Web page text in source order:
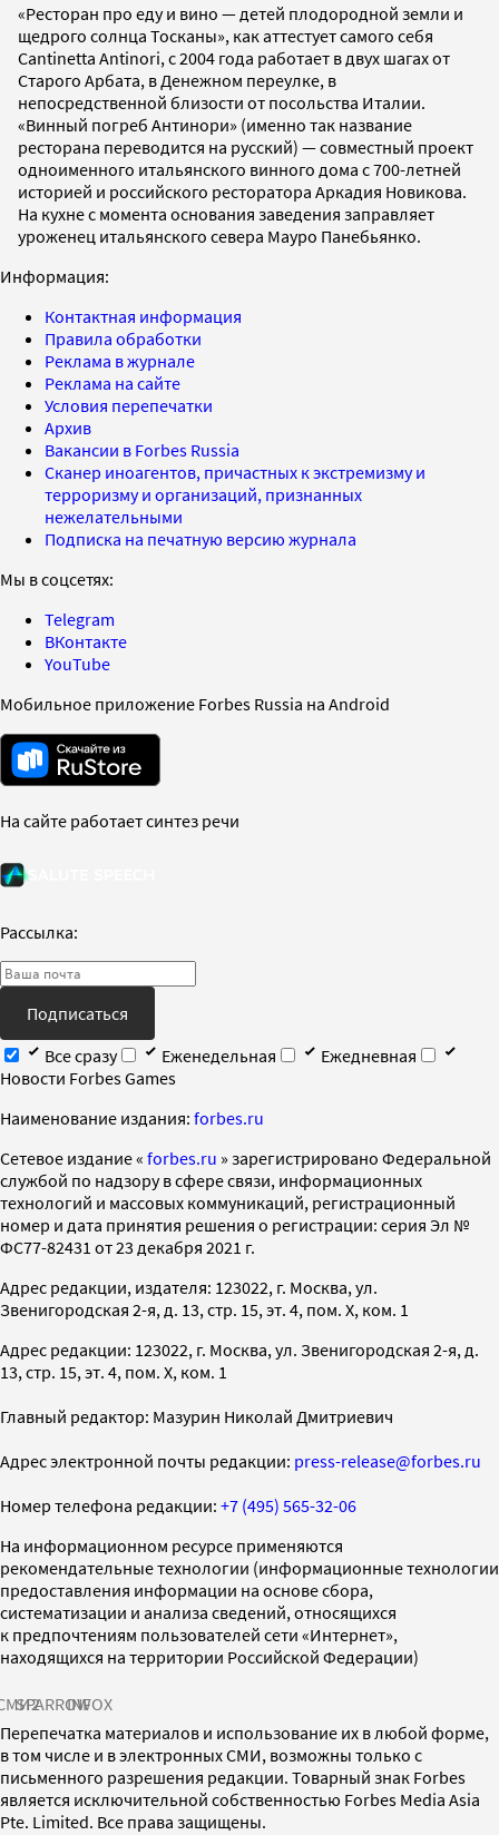
«Ресторан про еду и вино — детей плодородной земли и
щедрого солнца Тосканы», как аттестует самого себя
Cantinetta Antinori, c 2004 года работает в двух шагах от
Старого Арбата, в Денежном переулке, в
непосредственной близости от посольства Италии.
«Винный погреб Антинори» (именно так название
ресторана переводится на русский) — совместный проект
одноименного итальянского винного дома с 700-летней
историей и российского ресторатора Аркадия Новикова.
На кухне с момента основания заведения заправляет
уроженец итальянского севера Мауро Панебьянко.
Информация:
Контактная информация
Правила обработки
Реклама в журнале
Реклама на сайте
Условия перепечатки
Архив
Вакансии в Forbes Russia
Сканер иноагентов, причастных к экстремизму и
терроризму и организаций, признанных
нежелательными
Подписка на печатную версию журнала
Мы в соцсетях:
Telegram
ВКонтакте
YouTube
Мобильное приложение Forbes Russia на Android
На сайте работает синтез речи
Рассылка:
Подписаться
Все сразу
Еженедельная
Ежедневная
Новости Forbes Games
Наименование издания: forbes.ru
Cетевое издание « forbes.ru » зарегистрировано Федеральной
службой по надзору в сфере связи, информационных
технологий и массовых коммуникаций, регистрационный
номер и дата принятия решения о регистрации: серия Эл №
ФС77-82431 от 23 декабря 2021 г.
Адрес редакции, издателя: 123022, г. Москва, ул.
Звенигородская 2-я, д. 13, стр. 15, эт. 4, пом. X, ком. 1
Адрес редакции: 123022, г. Москва, ул. Звенигородская 2-я, д.
13, стр. 15, эт. 4, пом. X, ком. 1
Главный редактор: Мазурин Николай Дмитриевич
Адрес электронной почты редакции: press-release@forbes.ru
Номер телефона редакции: +7 (495) 565-32-06
На информационном ресурсе применяются
рекомендательные технологии (информационные технологии
предоставления информации на основе сбора,
систематизации и анализа сведений, относящихся
к предпочтениям пользователей сети «Интернет»,
находящихся на территории Российской Федерации)
SPARROWINFOX
Перепечатка материалов и использование их в любой форме,
в том числе и в электронных СМИ, возможны только с
письменного разрешения редакции. Товарный знак Forbes
является исключительной собственностью Forbes Media Asia
Pte. Limited. Все права защищены.